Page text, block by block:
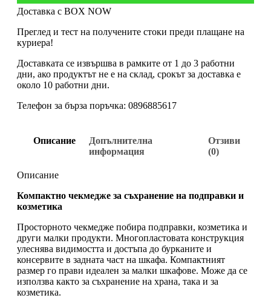
Доставка с BOX NOW
Преглед и тест на получените стоки преди плащане на
куриера!
Доставката се извършва в рамките от 1 до 3 работни
дни, ако продуктът не е на склад, срокът за доставка е
около 10 работни дни.
Телефон за бърза поръчка: 0896885617
Описание
Допълнителна
информация
Отзиви
(0)
Описание
Компактно чекмедже за съхранение на подправки и
козметика
Просторното чекмедже побира подправки, козметика и
други малки продукти. Многопластовата конструкция
улеснява видимостта и достъпа до бурканите и
консервите в задната част на шкафа. Компактният
размер го прави идеален за малки шкафове. Може да се
използва както за съхранение на храна, така и за
козметика.